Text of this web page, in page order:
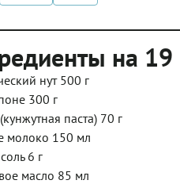
на
нут 500 г
300 г
паста) 70 г
молоко 150 мл
6 г
масло 85 мл